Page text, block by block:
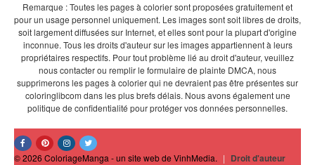
Remarque : Toutes les pages à colorier sont proposées gratuitement et
pour un usage personnel uniquement. Les images sont soit libres de droits,
soit largement diffusées sur Internet, et elles sont pour la plupart d'origine
inconnue. Tous les droits d'auteur sur les images appartiennent à leurs
propriétaires respectifs. Pour tout problème lié au droit d'auteur, veuillez
nous contacter ou remplir le formulaire de plainte DMCA, nous
supprimerons les pages à colorier qui ne devraient pas être présentes sur
coloringlibcom dans les plus brefs délais. Nous avons également une
politique de confidentialité pour protéger vos données personnelles.
© 2026 ColoriageManga - un site web de VinhMedia. | Droit d'auteur